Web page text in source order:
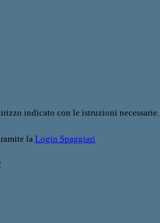
indicato con le istruzioni necessarie.
la Login Spaggiari